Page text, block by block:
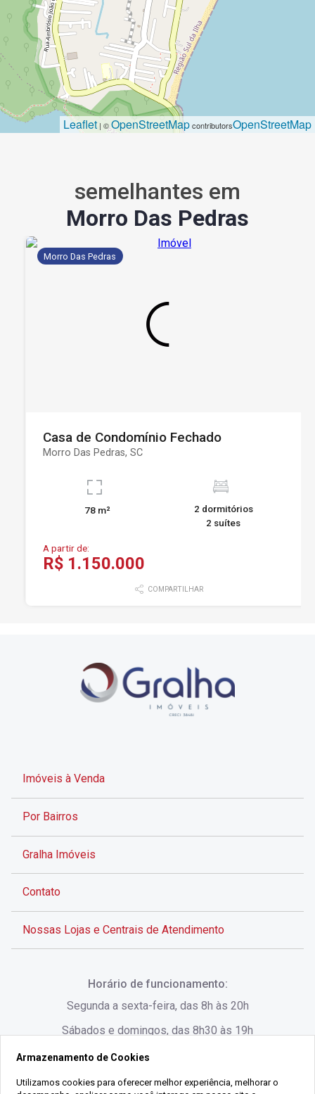
Leaflet | ©OpenStreetMapcontributorsOpenStreetMap
semelhantes em
Morro Das Pedras
Morro Das Pedras
Casa de Condomínio Fechado
Morro Das Pedras, SC
78 m²
2 dormitórios
2 suítes
A partir de:
R$ 1.150.000
COMPARTILHAR
Imóveis à Venda
Por Bairros
Gralha Imóveis
Contato
Nossas Lojas e Centrais de Atendimento
Rua Lauro Linhares, 1080 - Trindade, Florianópolis -
SC
Horário de funcionamento:
Segunda a sexta-feira, das 8h às 20h
Sábados e domingos, das 8h30 às 19h
Armazenamento de Cookies
Utilizamos cookies para oferecer melhor experiência, melhorar o